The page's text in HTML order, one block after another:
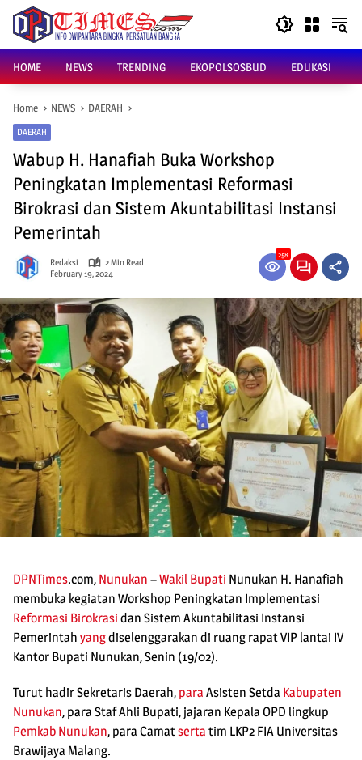
content
HOME
NEWS TRENDING EKOPOLSOSBUD EDUKASI
Home NEWS DAERAH
DAERAH
Wabup H. Hanafiah Buka Workshop
Peningkatan Implementasi Reformasi
Birokrasi dan Sistem Akuntabilitasi Instansi
Pemerintah
Redaksi
2 Min Read
February 19, 2024
258
DPNTimes.com, Nunukan –Wakil Bupati Nunukan H. Hanafiah
membuka kegiatan Workshop Peningkatan Implementasi
Reformasi Birokrasi dan Sistem Akuntabilitasi Instansi
Pemerintah yangdiselenggarakan di ruang rapat VIP lantai IV
Kantor Bupati Nunukan, Senin (19/02).
Turut hadir Sekretaris Daerah, para Asisten Setda Kabupaten
Nunukan, para Staf Ahli Bupati, jajaran Kepala OPD lingkup
Pemkab Nunukan, para Camatserta tim LKP2 FIA Universitas
Brawijaya Malang.